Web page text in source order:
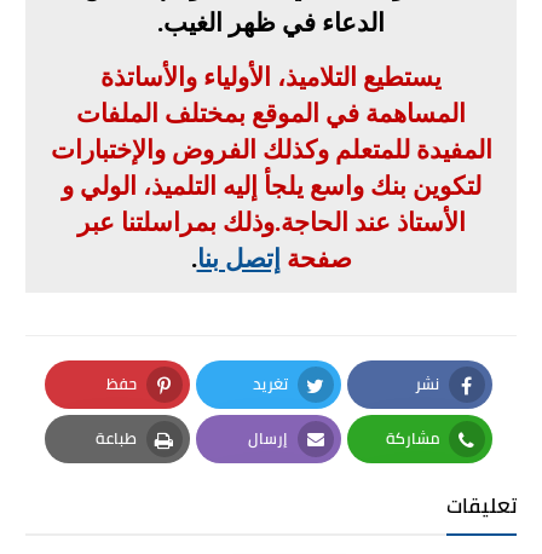
الدعاء في ظهر الغيب.
يستطيع التلاميذ، الأولياء والأساتذة
المساهمة في الموقع بمختلف الملفات
المفيدة للمتعلم وكذلك الفروض والإختبارات
لتكوين بنك واسع يلجأ إليه التلميذ، الولي و
الأستاذ عند الحاجة.وذلك بمراسلتنا عبر
صفحة إتصل بنا.
نشر
Facebook
تغريد
Twitter
حفظ
Pinterest
مشاركة
Whatsapp
إرسال
Email
طباعة
Print
تعليقات